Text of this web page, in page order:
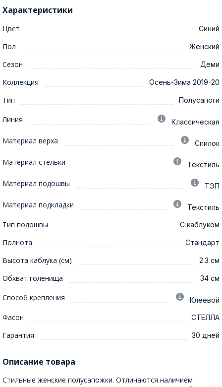
Характеристики
Цвет Синий
Пол Женский
Сезон Деми
Коллекция Осень-Зима 2019-20
Тип Полусапоги
Линия Классическая
Материал верха Спилок
Материал стельки Текстиль
Материал подошвы ТЭП
Материал подкладки Текстиль
Тип подошвы С каблуком
Полнота Стандарт
Высота каблука (см) 2.3 см
Обхват голенища 34 см
Способ крепления Клеевой
Фасон СТЕЛЛА
Гарантия 30 дней
Описание товара
Стильные женские полусапожки. Отличаются наличием